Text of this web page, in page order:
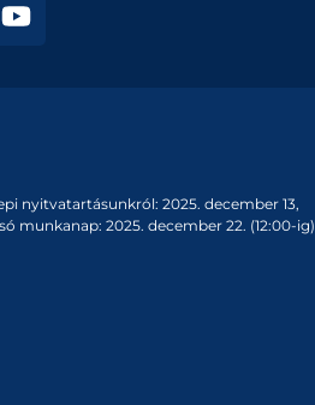
nyitvatartásunkról: 2025. december 13,
munkanap: 2025. december 22. (12:00-ig)